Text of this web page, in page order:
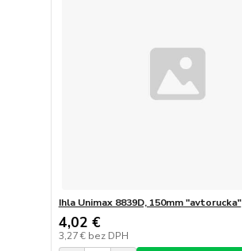
Ihla Unimax 8839D, 150mm "avtorucka"
4,02 €
3,27 € bez DPH